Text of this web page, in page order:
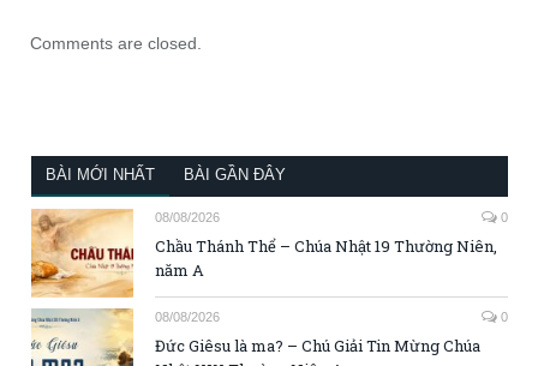
Comments are closed.
BÀI MỚI NHẤT BÀI GẦN ĐÂY
08/08/2026 0
Chầu Thánh Thể – Chúa Nhật 19 Thường Niên,
năm A
08/08/2026 0
Đức Giêsu là ma? – Chú Giải Tin Mừng Chúa